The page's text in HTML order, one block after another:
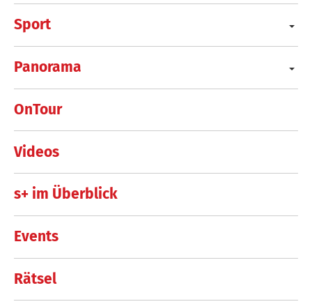
Sport
Panorama
OnTour
Videos
s+ im Überblick
Events
Rätsel